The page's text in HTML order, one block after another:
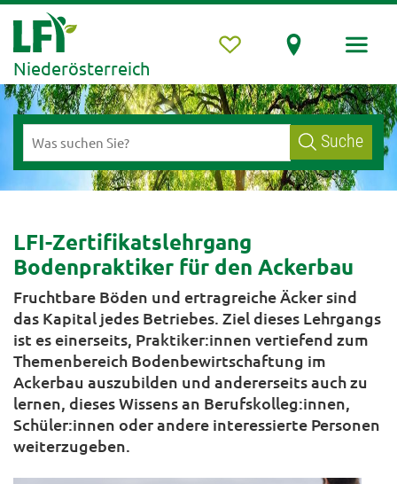
Niederösterreich
Suche
LFI-Zertifikatslehrgang
Bodenpraktiker für den Ackerbau
Fruchtbare Böden und ertragreiche Äcker sind
das Kapital jedes Betriebes. Ziel dieses Lehrgangs
ist es einerseits, Praktiker:innen vertiefend zum
Themenbereich Bodenbewirtschaftung im
Ackerbau auszubilden und andererseits auch zu
lernen, dieses Wissens an Berufskolleg:innen,
Schüler:innen oder andere interessierte Personen
weiterzugeben.